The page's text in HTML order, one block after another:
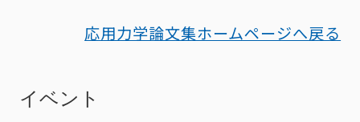
応用力学論文集ホームページへ戻る
イベント